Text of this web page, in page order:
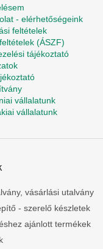
- elérhetőségeink
feltételek
(ÁSZF)
tájékoztató
vállalatunk
vállalatunk
vásárlási utalvány
- szerelő készletek
ajánlott termékek